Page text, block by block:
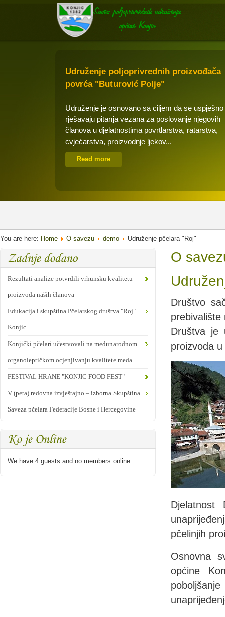
Udruženje poljoprivrednih proizvođača
povrća "Buturović Polje"
Udruženje je osnovano sa ciljem da se uspješno
rješavaju pitanja vezana za poslovanje njegovih
članova u djelatnostima povrtlarstva, ratarstva,
cvjećarstva, proizvodnje ljekov...
Read more
You are here: Home O savezu demo Udruženje pčelara "Roj"
Rezultati analize potvrdili vrhunsku kvalitetu
proizvoda naših članova
Edukacija i skupština Pčelarskog društva "Roj"
Konjic
Konjički pčelari učestvovali na međunarodnom
organoleptičkom ocjenjivanju kvalitete meda.
FESTIVAL HRANE "KONJIC FOOD FEST"
V (peta) redovna izvještajno – izborna Skupština
Saveza pčelara Federacije Bosne i Hercegovine
We have 4 guests and no members online
O
Društvo
prebivalište
Društva je
proizvoda
Djelatnost
pčelinjih
Osnovna
općine